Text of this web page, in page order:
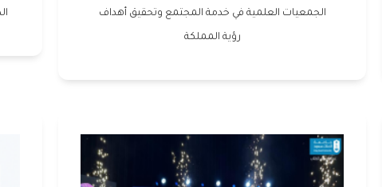
الجمعيات العلمية في خدمة المجتمع وتحقيق أهداف
رؤية المملكة